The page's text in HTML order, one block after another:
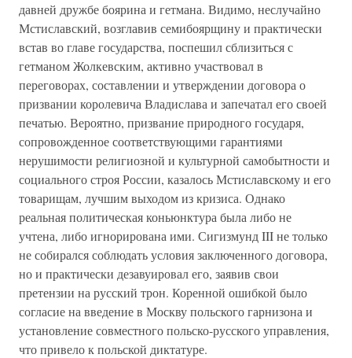
давней дружбе боярина и гетмана. Видимо, неслучайно
Мстиславский, возглавив семибоярщину и практически
встав во главе государства, поспешил сблизиться с
гетманом Жолкевским, активно участвовал в
переговорах, составлении и утверждении договора о
призвании королевича Владислава и запечатал его своей
печатью. Вероятно, призвание природного государя,
сопровожденное соответствующими гарантиями
нерушимости религиозной и культурной самобытности и
социального строя России, казалось Мстиславскому и его
товарищам, лучшим выходом из кризиса. Однако
реальная политическая коньюнктура была либо не
учтена, либо игнорирована ими. Сигизмунд III не только
не собирался соблюдать условия заключенного договора,
но и практически дезавуировал его, заявив свои
претензии на русский трон. Коренной ошибкой было
согласие на введение в Москву польского гарнизона и
установление совместного польско-русского управления,
что привело к польской диктатуре.